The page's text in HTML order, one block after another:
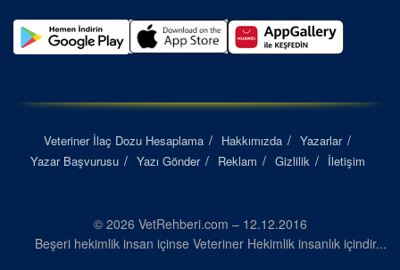
Veteriner İlaç Dozu Hesaplama Hakkımızda
Yazarlar
Yazar Başvurusu
Yazı Gönder Reklam Gizlilik İletişim
© 2026 VetRehberi.com – 12.12.2016
Beşeri hekimlik insan içinse Veteriner Hekimlik insanlık içindir...